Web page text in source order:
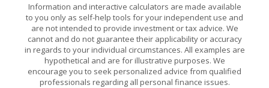
Information and interactive calculators are made available
to you only as self-help tools for your independent use and
are not intended to provide investment or tax advice. We
cannot and do not guarantee their applicability or accuracy
in regards to your individual circumstances. All examples are
hypothetical and are for illustrative purposes. We
encourage you to seek personalized advice from qualified
professionals regarding all personal finance issues.